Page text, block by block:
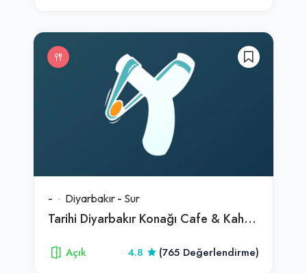
- Diyarbakır - Sur
Tarihi Diyarbakır Konağı Cafe & Kahvaltı
Açık 4.8 (765 Değerlendirme)